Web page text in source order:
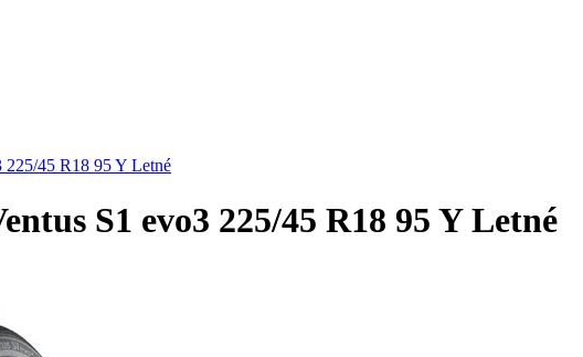
45 R18 95 Y Letné
S1 evo3 225/45 R18 95 Y Letné